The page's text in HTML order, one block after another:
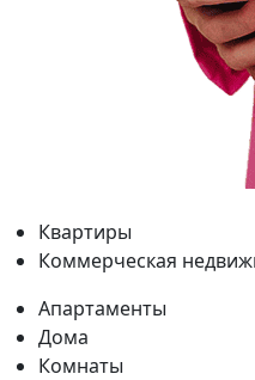
Квартиры
Коммерческая
Апартаменты
Дома
Комнаты